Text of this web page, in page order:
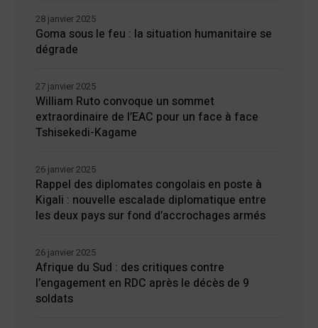
Goma sous le feu : la situation humanitaire se
dégrade
28 janvier 2025
William Ruto convoque un sommet
extraordinaire de l’EAC pour un face à face
Tshisekedi-Kagame
27 janvier 2025
Rappel des diplomates congolais en poste à
Kigali : nouvelle escalade diplomatique entre
les deux pays sur fond d’accrochages armés
26 janvier 2025
Afrique du Sud : des critiques contre
l’engagement en RDC après le décès de 9
soldats
26 janvier 2025